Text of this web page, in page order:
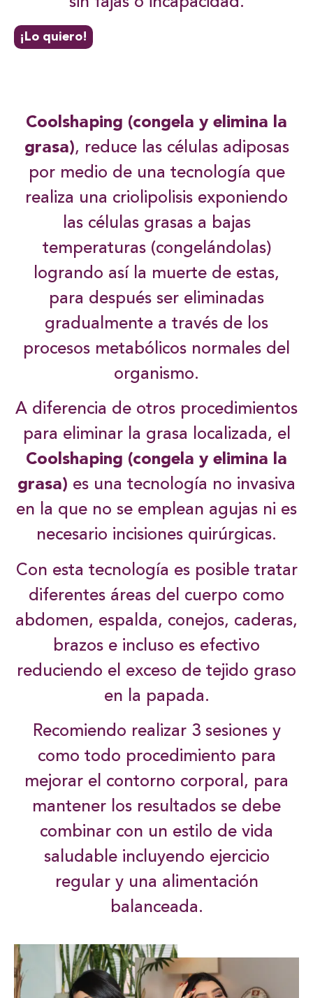
¡Lo quiero!
Coolshaping (congela y elimina la
grasa), reduce las células adiposas
por medio de una tecnología que
realiza una criolipolisis exponiendo
las células grasas a bajas
temperaturas (congelándolas)
logrando así la muerte de estas,
para después ser eliminadas
gradualmente a través de los
procesos metabólicos normales del
organismo.
A diferencia de otros procedimientos
para eliminar la grasa localizada, el
Coolshaping (congela y elimina la
grasa) es una tecnología no invasiva
en la que no se emplean agujas ni es
necesario incisiones quirúrgicas.
Con esta tecnología es posible tratar
diferentes áreas del cuerpo como
abdomen, espalda, conejos, caderas,
brazos e incluso es efectivo
reduciendo el exceso de tejido graso
en la papada.
Recomiendo realizar 3 sesiones y
como todo procedimiento para
mejorar el contorno corporal, para
mantener los resultados se debe
combinar con un estilo de vida
saludable incluyendo ejercicio
regular y una alimentación
balanceada.